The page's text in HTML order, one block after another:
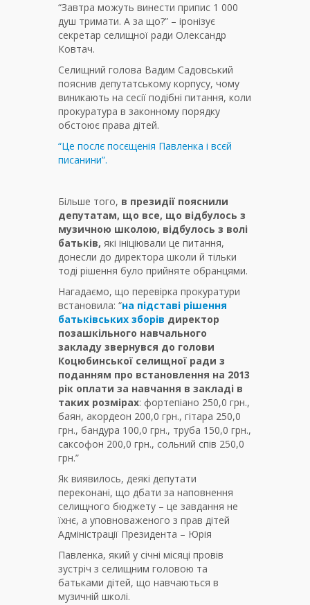
“Завтра можуть винести припис 1 000
душ тримати. А за що?” – іронізує
секретар селищної ради Олександр
Ковтач.
Селищний голова Вадим Садовський
пояснив депутатському корпусу, чому
виникають на сесії подібні питання, коли
прокуратура в законному порядку
обстоює права дітей.
“Це послє посєщенія Павленка і всєй
писанини”.
Більше того, в президії пояснили
депутатам, що все, що відбулось з
музичною школою, відбулось з волі
батьків, які ініціювали це питання,
донесли до директора школи й тільки
тоді рішення було прийняте обранцями.
Нагадаємо, що перевірка прокуратури
встановила: “на підставі рішення
батьківських зборів директор
позашкільного навчального
закладу звернувся до голови
Коцюбинської селищної ради з
поданням про встановлення на 2013
рік оплати за навчання в закладі в
таких розмірах: фортепіано 250,0 грн.,
баян, акордеон 200,0 грн., гітара 250,0
грн., бандура 100,0 грн., труба 150,0 грн.,
саксофон 200,0 грн., сольний спів 250,0
грн.”
Як виявилось, деякі депутати
переконані, що дбати за наповнення
селищного бюджету – це завдання не
їхнє, а уповноваженого з прав дітей
Адміністрації Президента – Юрія
Павленка, який у січні місяці провів
зустріч з селищним головою та
батьками дітей, що навчаються в
музичній школі.